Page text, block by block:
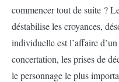
commencer tout de suite ?
déstabilise les croyances,
individuelle est l’affaire
concertation, les prises de
le personnage le plus